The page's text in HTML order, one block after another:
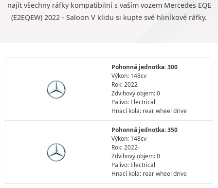
najít všechny ráfky kompatibilní s vaším vozem Mercedes EQE
(E2EQEW) 2022 - Saloon V klidu si kupte své hliníkové ráfky.
Pohonná jednotka: 300
Výkon: 148cv
Rok: 2022-
Zdvihový objem: 0
Palivo: Electrical
Hnací kola: rear wheel drive
Pohonná jednotka: 350
Výkon: 148cv
Rok: 2022-
Zdvihový objem: 0
Palivo: Electrical
Hnací kola: rear wheel drive